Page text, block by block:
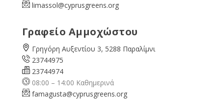
limassol@cyprusgreens.org
Γραφείο Αμμοχώστου
Γρηγόρη Αυξεντίου 3, 5288 Παραλίμνι
23744975
23744974
08:00 – 14:00 Καθημερινά
famagusta@cyprusgreens.org